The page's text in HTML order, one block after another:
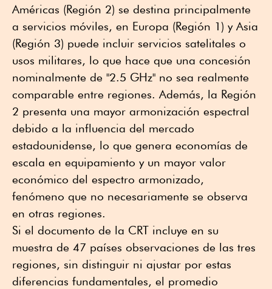
Américas (Región 2) se destina principalmente
a servicios móviles, en Europa (Región 1) y Asia
(Región 3) puede incluir servicios satelitales o
usos militares, lo que hace que una concesión
nominalmente de "2.5 GHz" no sea realmente
comparable entre regiones. Además, la Región
2 presenta una mayor armonización espectral
debido a la influencia del mercado
estadounidense, lo que genera economías de
escala en equipamiento y un mayor valor
económico del espectro armonizado,
fenómeno que no necesariamente se observa
en otras regiones.
Si el documento de la CRT incluye en su
muestra de 47 países observaciones de las tres
regiones, sin distinguir ni ajustar por estas
diferencias fundamentales, el promedio